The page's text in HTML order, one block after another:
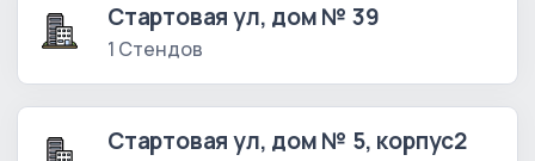
Стартовая ул, дом № 39
1 Стендов
Стартовая ул, дом № 5, корпус2